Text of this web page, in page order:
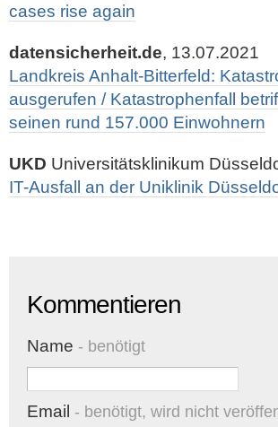
cases rise again
datensicherheit.de, 13.07.2021
Landkreis Anhalt-Bitterfeld:
ausgerufen / Katastrophenfall
seinen rund 157.000 Einwohnern
UKD Universitätsklinikum
IT-Ausfall an der Uniklinik
Kommentieren
Name - benötigt
Email - benötigt, wird nicht